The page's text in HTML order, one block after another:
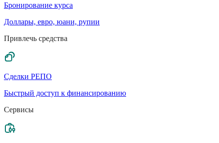
Бронирование курса
Доллары, евро, юани, рупии
Привлечь средства
Сделки РЕПО
Быстрый доступ к финансированию
Сервисы